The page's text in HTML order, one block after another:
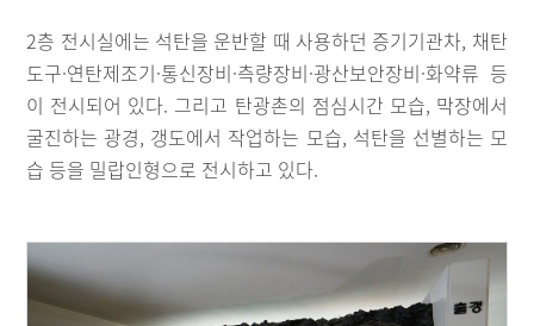
2층 전시실에는 석탄을 운반할 때 사용하던 증기기관차, 채탄
도구·연탄제조기·통신장비·측량장비·광산보안장비·화약류 등
이 전시되어 있다. 그리고 탄광촌의 점심시간 모습, 막장에서
굴진하는 광경, 갱도에서 작업하는 모습, 석탄을 선별하는 모
습 등을 밀랍인형으로 전시하고 있다.